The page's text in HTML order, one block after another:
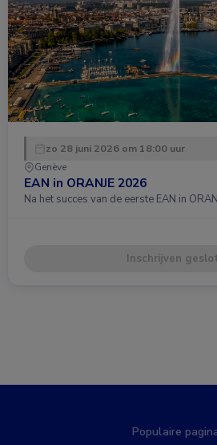
zo 28 juni 2026 om 18:00 uur
Genève
EAN in ORANJE 2026
Na het succes van de eerste EAN in
Inschrijven
Populaire